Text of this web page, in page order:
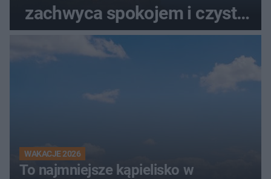
zachwyca spokojem i czystą
wodą
WAKACJE 2026
To najmniejsze kąpielisko w